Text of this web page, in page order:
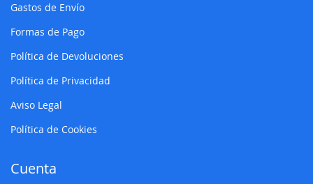
Gastos de Envío
Formas de Pago
Política de Devoluciones
Política de Privacidad
Aviso Legal
Política de Cookies
Cuenta